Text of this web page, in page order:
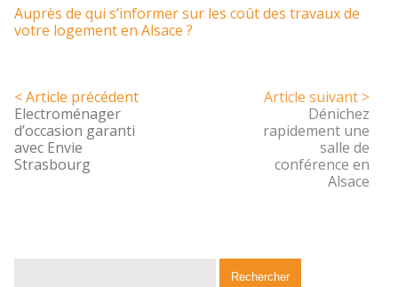
Auprès de qui s’informer sur les coût des travaux de
votre logement en Alsace ?
< Article précédent
Electroménager
d’occasion garanti
avec Envie
Strasbourg
Article suivant >
Dénichez
rapidement une
salle de
conférence en
Alsace